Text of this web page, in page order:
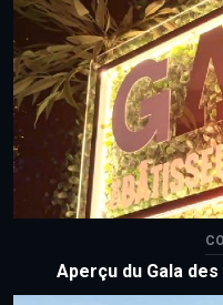
Aperçu du Gala